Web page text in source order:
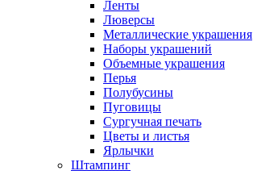
Ленты
Люверсы
Металлические украшения
Наборы украшений
Объемные украшения
Перья
Полубусины
Пуговицы
Сургучная печать
Цветы и листья
Ярлычки
Штампинг